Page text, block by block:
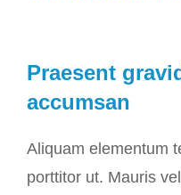
Praesent
accumsan
Aliquam elementum
porttitor ut. Mauris